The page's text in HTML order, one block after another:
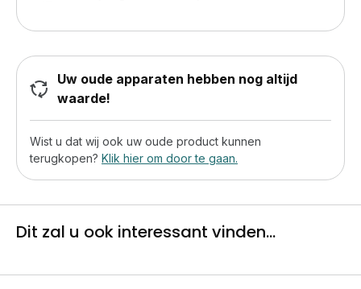
Uw oude apparaten hebben nog altijd
waarde!
Wist u dat wij ook uw oude product kunnen
terugkopen? Klik hier om door te gaan.
Dit zal u ook interessant vinden...